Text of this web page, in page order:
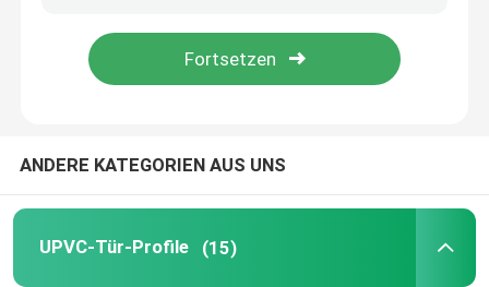
Produkte
ANDERE KATEGORIEN AUS UNS
UPVC-Tür-Profile (15)